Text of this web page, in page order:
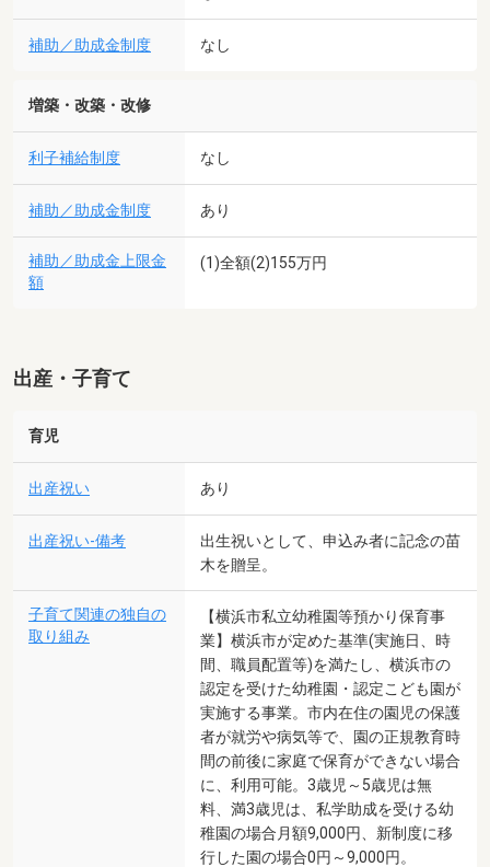
補助／助成金制度 なし
増築・改築・改修
利子補給制度 なし
補助／助成金制度 あり
補助／助成金上限金
額
(1)全額(2)155万円
出産・子育て
育児
出産祝い あり
出産祝い-備考
出生祝いとして、申込み者に記念の苗
木を贈呈。
子育て関連の独自の
取り組み
【横浜市私立幼稚園等預かり保育事
業】横浜市が定めた基準(実施日、時
間、職員配置等)を満たし、横浜市の
認定を受けた幼稚園・認定こども園が
実施する事業。市内在住の園児の保護
者が就労や病気等で、園の正規教育時
間の前後に家庭で保育ができない場合
に、利用可能。3歳児～5歳児は無
料、満3歳児は、私学助成を受ける幼
稚園の場合月額9,000円、新制度に移
行した園の場合0円～9,000円。